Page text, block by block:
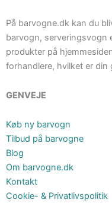
På barvogne.dk kan du
barvogn, serveringsvogn
produkter på
forhandlere, hvilket er
GENVEJE
Køb ny barvogn
Tilbud på barvogne
Blog
Om barvogne.dk
Kontakt
Cookie- & Privatlivspolitik